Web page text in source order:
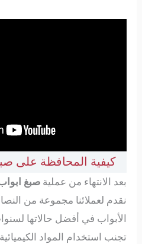
كيفية المحافظة على
بعد الانتهاء من عمليةصبغ
نقدم لعملائنا مجموعة من
الأبواب في أفضل حالاتها
تجنب استخدام المواد